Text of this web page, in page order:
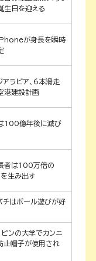
生日を迎える
が身長を瞬時
アラビア、6本滑走
港建設計画
100億年後に滅び
者は100万倍の
生み出す
チはボール遊びが好
ピンの大学でカンニ
止帽子が使用され